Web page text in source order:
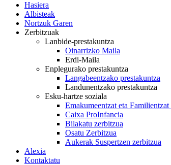
Hasiera
Albisteak
Nortzuk Garen
Zerbitzuak
Lanbide-prestakuntza
Oinarrizko Maila
Erdi-Maila
Enplegurako prestakuntza
Langabeentzako prestakuntza
Landunentzako prestakuntza
Esku-hartze soziala
Emakumeentzat eta
Caixa ProInfancia
Bilakatu zerbitzua
Osatu Zerbitzua
Aukerak Suspertzen zerbitzua
Alexia
Kontaktatu